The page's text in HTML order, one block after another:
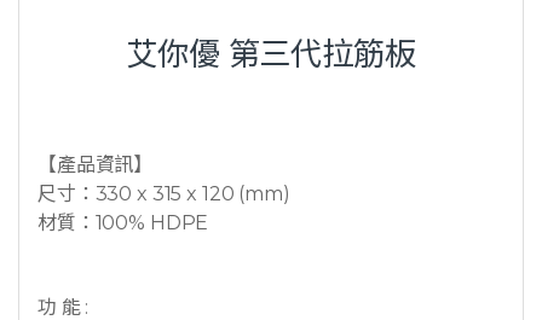
艾你優 第三代拉筋板
【產品資訊】
尺寸：330 x 315 x 120 (mm)
材質：100% HDPE
功 能 :